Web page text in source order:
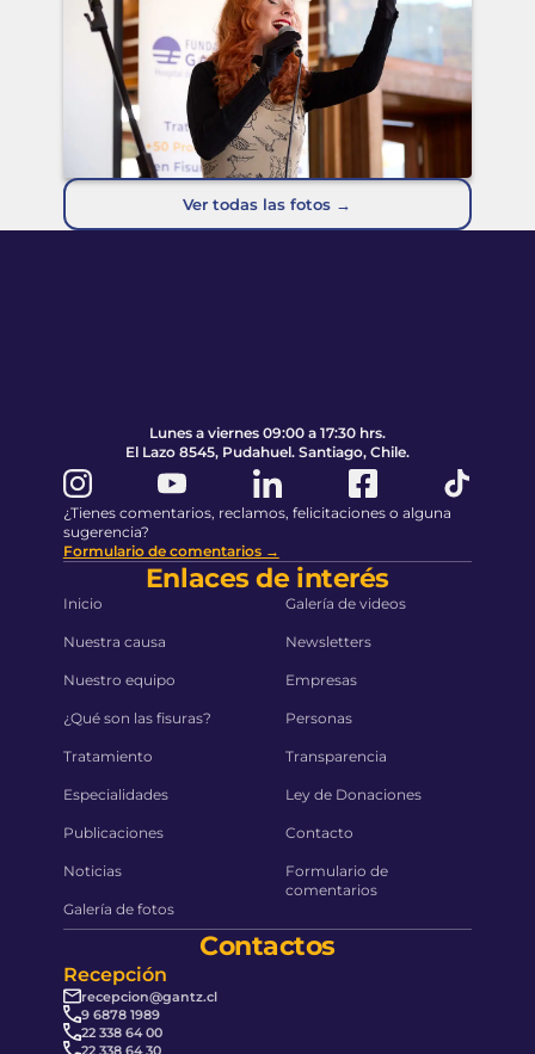
Ver todas las fotos →
Lunes a viernes 09:00 a 17:30 hrs.
El Lazo 8545, Pudahuel. Santiago, Chile.
¿Tienes comentarios, reclamos, felicitaciones o alguna
sugerencia?
Formulario de comentarios →
Enlaces de interés
Inicio
Nuestra causa
Nuestro equipo
¿Qué son las fisuras?
Tratamiento
Especialidades
Publicaciones
Noticias
Galería de fotos
Galería de videos
Newsletters
Empresas
Personas
Transparencia
Ley de Donaciones
Contacto
Formulario de
comentarios
Contactos
Recepción
recepcion@gantz.cl
9 6878 1989
22 338 64 00
22 338 64 30